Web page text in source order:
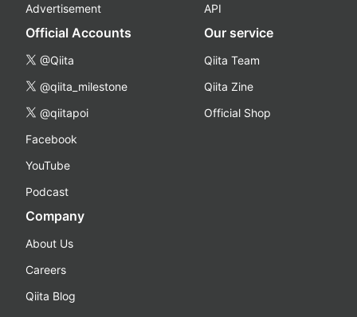
Advertisement
API
Official Accounts
@Qiita
@qiita_milestone
@qiitapoi
Facebook
YouTube
Podcast
Our service
Qiita Team
Qiita Zine
Official Shop
Company
About Us
Careers
Qiita Blog